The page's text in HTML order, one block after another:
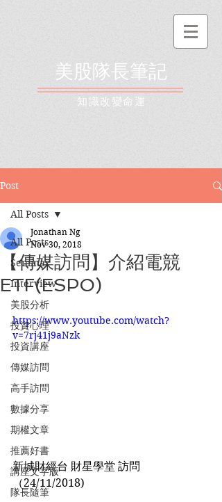
美股隊長筆記
​知識改變命運
Post
All Posts
Seminar
Interview
美股分析
投資心理
投資講座
傳媒訪問
高手訪問
數據分享
期權文章
推薦好書
講座文字版
隊長隨筆
All Posts
【傳媒訪問】介紹電競
ETF(ESPO)
Jonathan Ng
Nov 30, 2018
https://www.youtube.com/watch?
v=7rj41j9aNzk
新城財經台 財星學堂 訪問
（24/11/2018)